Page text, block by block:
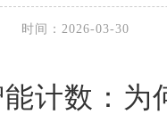
时间：2026-03-30
计数：为